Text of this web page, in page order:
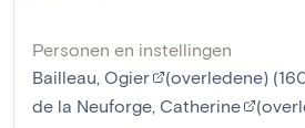
Personen en instellingen
Bailleau, Ogier
(overledene)
de la Neuforge, Catherine